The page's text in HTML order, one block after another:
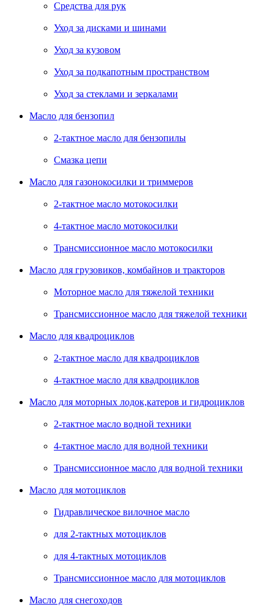
Средства для рук
Уход за дисками и шинами
Уход за кузовом
Уход за подкапотным пространством
Уход за стеклами и зеркалами
Масло для бензопил
2-тактное масло для бензопилы
Cмазка цепи
Масло для газонокосилки и триммеров
2-тактное масло мотокосилки
4-тактное масло мотокосилки
Трансмиссионное масло мотокосилки
Масло для грузовиков, комбайнов и тракторов
Моторное масло для тяжелой техники
Трансмиссионное масло для тяжелой техники
Масло для квадроциклов
2-тактное масло для квадроциклов
4-тактное масло для квадроциклов
Масло для моторных лодок,катеров и гидроциклов
2-тактное масло водной техники
4-тактное масло для водной техники
Трансмиссионное масло для водной техники
Масло для мотоциклов
Гидравлическое вилочное масло
для 2-тактных мотоциклов
для 4-тактных мотоциклов
Трансмиссионное масло для мотоциклов
Масло для снегоходов